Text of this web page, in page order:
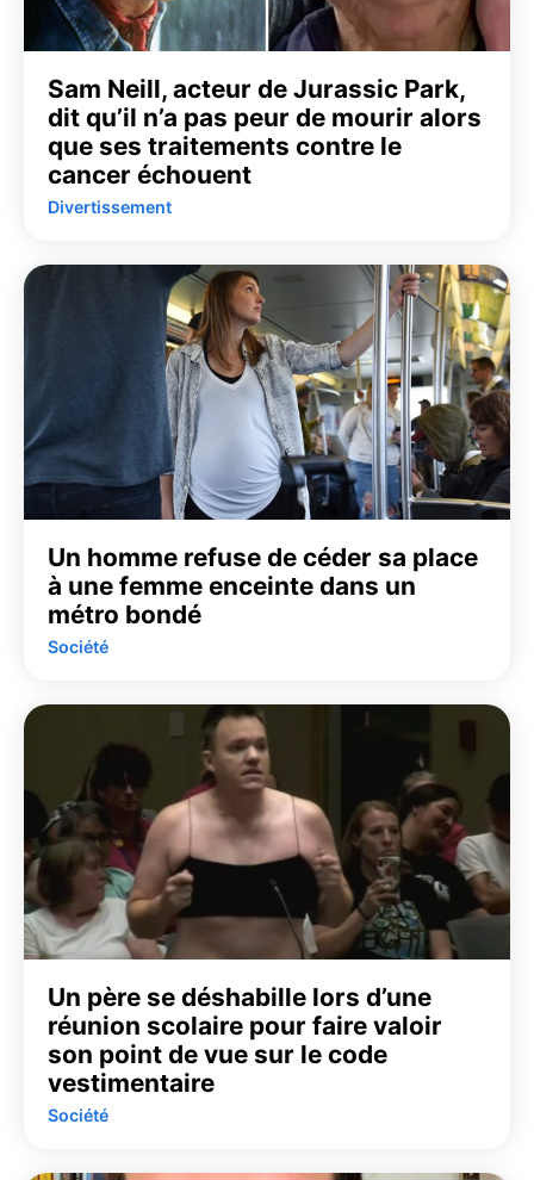
Sam Neill, acteur de Jurassic Park,
dit qu’il n’a pas peur de mourir alors
que ses traitements contre le
cancer échouent
Divertissement
Un homme refuse de céder sa place
à une femme enceinte dans un
métro bondé
Société
Un père se déshabille lors d’une
réunion scolaire pour faire valoir
son point de vue sur le code
vestimentaire
Société